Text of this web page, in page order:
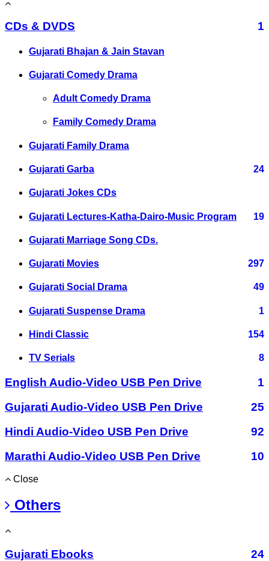
CDs & DVDS 1
Gujarati Bhajan & Jain Stavan
Gujarati Comedy Drama
Adult Comedy Drama
Family Comedy Drama
Gujarati Family Drama
Gujarati Garba 24
Gujarati Jokes CDs
Gujarati Lectures-Katha-Dairo-Music Program 19
Gujarati Marriage Song CDs.
Gujarati Movies 297
Gujarati Social Drama 49
Gujarati Suspense Drama 1
Hindi Classic 154
TV Serials 8
English Audio-Video USB Pen Drive
1
Gujarati Audio-Video USB Pen Drive
25
Hindi Audio-Video USB Pen Drive
92
Marathi Audio-Video USB Pen Drive
10
Close
Others
Gujarati Ebooks
24